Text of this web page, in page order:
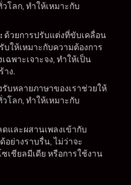
ลก, ทำให้เหมาะกับ
ด้วยการปรับแต่งที่ขับเคลื่อน
บให้เหมาะกับความต้องการ
พาะเจาะจง, ทำให้เป็น
ง.
รับหลายภาษาของเราช่วยให้
ลก, ทำให้เหมาะกับ
และผสานเพลงเข้ากับ
ย่างราบรื่น, ไม่ว่าจะ
เชียลมีเดีย หรือการใช้งาน